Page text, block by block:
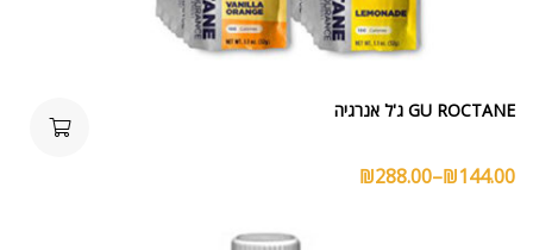
GU ROCTANE ג'ל אנרגיה
₪144.00
–
₪288.00